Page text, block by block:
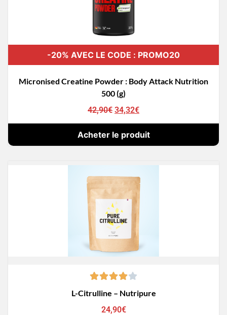
-20% AVEC LE CODE : PROMO20
Micronised Creatine Powder : Body Attack Nutrition
500 (g)
42,90€ 34,32€
Acheter le produit
L-Citrulline – Nutripure
24,90€